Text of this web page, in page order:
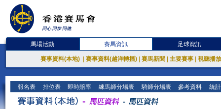
馬場活動 賽馬資訊 足球資訊
賽事資料(本地) 賽事資料(越洋轉播) 賽馬新聞 主要賽事 視聽播
報名表 排位表 即時賠率 練馬師分場表 騎師分場表 參考資料 統